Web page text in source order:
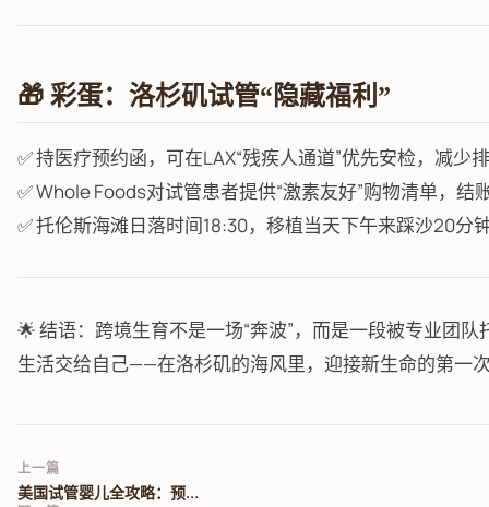
🎁 彩蛋：洛杉矶试管“隐藏福利”
✅ 持医疗预约函，可在LAX“残疾人通道”优先安检，减少
✅ Whole Foods对试管患者提供“激素友好”购物清单，结
✅ 托伦斯海滩日落时间18:30，移植当天下午来踩沙20分
🌟 结语：跨境生育不是一场“奔波”，而是一段被专业团
生活交给自己——在洛杉矶的海风里，迎接新生命的第一
上一篇
美国试管婴儿全攻略：预...